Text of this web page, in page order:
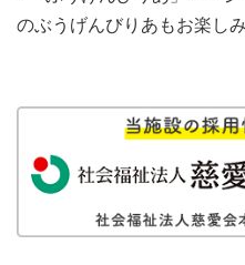
のぶうげんびりあもお楽し